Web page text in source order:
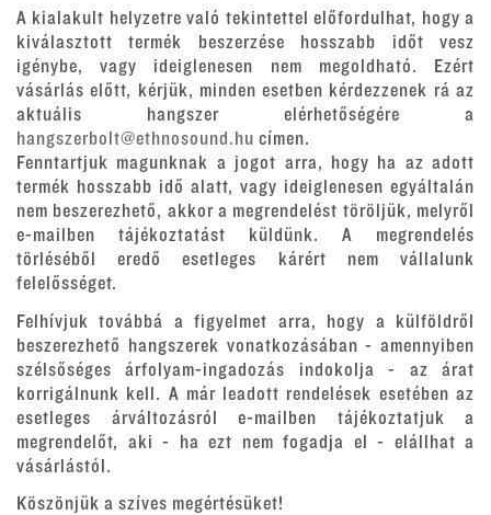
A kialakult helyzetre való tekintettel előfordulhat, hogy a
kiválasztott termék beszerzése hosszabb időt vesz
igénybe, vagy ideiglenesen nem megoldható. Ezért
vásárlás előtt, kérjük, minden esetben kérdezzenek rá az
aktuális hangszer elérhetőségére a
hangszerbolt@ethnosound.hu címen.
Fenntartjuk magunknak a jogot arra, hogy ha az adott
termék hosszabb idő alatt, vagy ideiglenesen egyáltalán
nem beszerezhető, akkor a megrendelést töröljük, melyről
e-mailben tájékoztatást küldünk. A megrendelés
törléséből eredő esetleges kárért nem vállalunk
felelősséget.
Felhívjuk továbbá a figyelmet arra, hogy a külföldről
beszerezhető hangszerek vonatkozásában - amennyiben
szélsőséges árfolyam-ingadozás indokolja - az árat
korrigálnunk kell. A már leadott rendelések esetében az
esetleges árváltozásról e-mailben tájékoztatjuk a
megrendelőt, aki - ha ezt nem fogadja el - elállhat a
vásárlástól.
Köszönjük a szíves megértésüket!